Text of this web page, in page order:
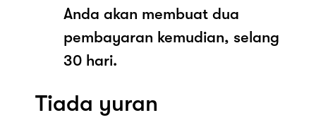
Anda akan membuat dua
pembayaran kemudian, selang
30 hari.
Tiada yuran